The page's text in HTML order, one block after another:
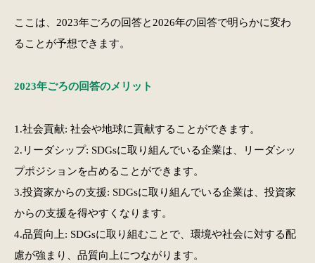
ここは、2023年ごろの回答と2026年の回答で明らかに変わ
ることが予想できます。
2023年ごろの回答のメリット
1.社会貢献: 社会や地球に貢献することができます。
2.リーダシップ: SDGsに取り組んでいる企業は、リーダシッ
プポジションを占めることができます。
3.投資家からの支援: SDGsに取り組んでいる企業は、投資家
からの支援を得やすくなります。
4.品質向上: SDGsに取り組むことで、環境や社会に対する配
慮が強まり、品質向上につながります。